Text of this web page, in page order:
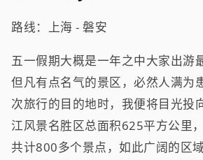
路线：上海 - 磐安
五一假期大概是一年之中大家出游
但凡有点名气的景区，必然人满为
次旅行的目的地时，我便将目光投
江风景名胜区总面积625平方公里
共计800多个景点，如此广阔的区